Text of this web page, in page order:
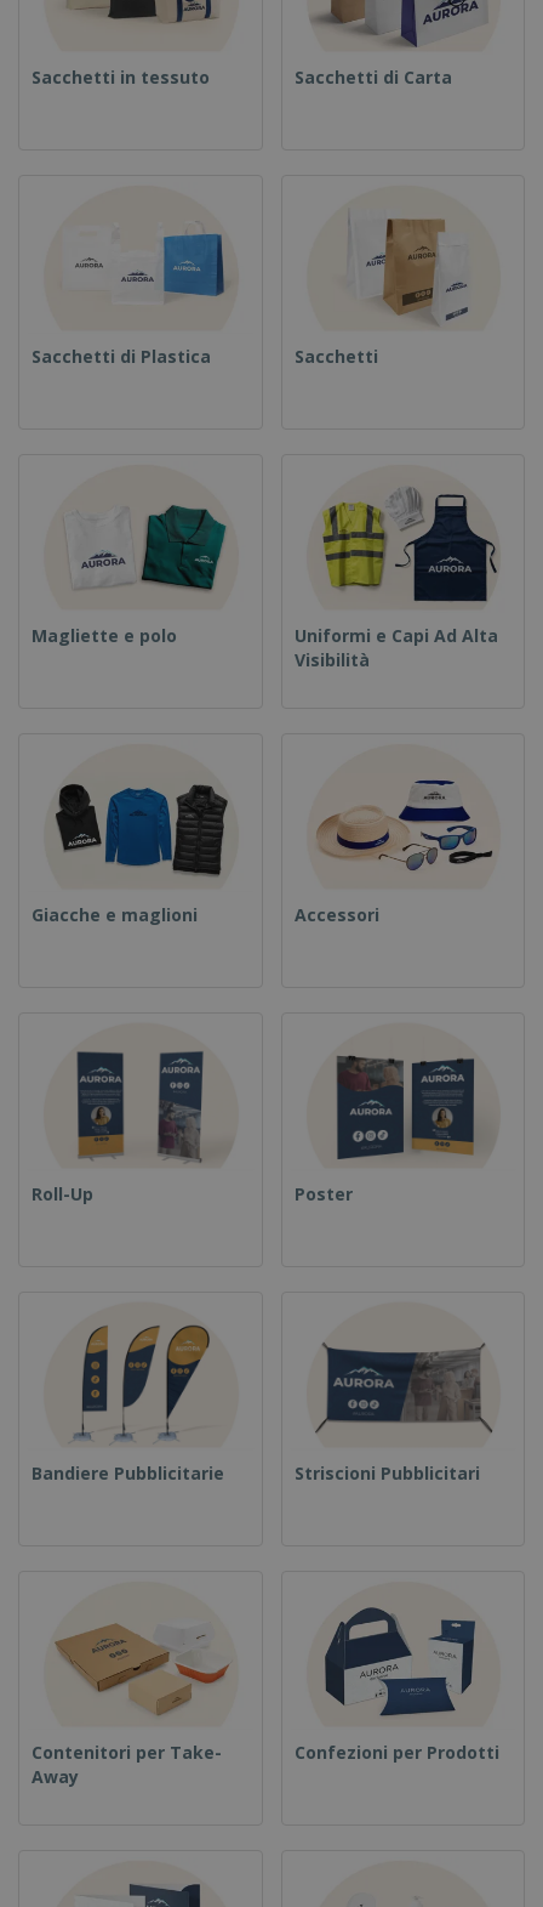
Sacchetti in tessuto Sacchetti di Carta
Sacchetti di Plastica Sacchetti
Magliette e polo
Uniformi e Capi Ad Alta
Visibilità
Giacche e maglioni Accessori
Roll-Up Poster
Bandiere Pubblicitarie Striscioni Pubblicitari
Contenitori per Take-
Away
Confezioni per Prodotti